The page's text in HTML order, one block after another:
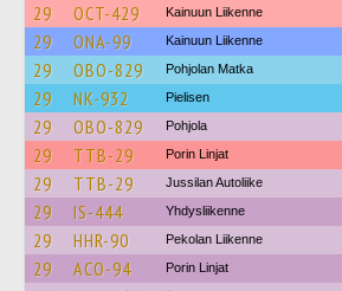
29 OCT-429 Kainuun Liikenne
29 ONA-99 Kainuun Liikenne
29 OBO-829 Pohjolan Matka
29 NK-932 Pielisen
29 OBO-829 Pohjola
29 TTB-29 Porin Linjat
29 TTB-29 Jussilan Autoliike
29 IS-444 Yhdysliikenne
29 HHR-90 Pekolan Liikenne
29 ACO-94 Porin Linjat